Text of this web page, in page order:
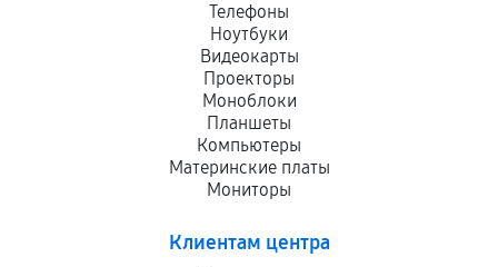
Телефоны
Ноутбуки
Видеокарты
Проекторы
Моноблоки
Планшеты
Компьютеры
Материнские платы
Мониторы
Клиентам центра